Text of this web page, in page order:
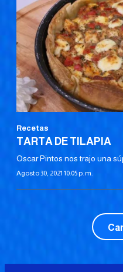
Recetas
TARTA DE TILAPIA
Oscar Pintos nos trajo una
Agosto 30, 2021 10:05 p. m.